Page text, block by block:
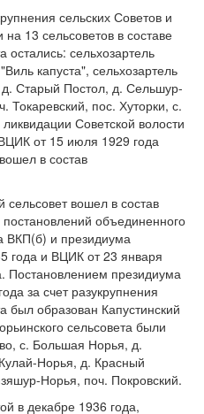
сельских Советов и
13 сельсоветов в составе
остались: сельхозартель
капуста", сельхозартель
Старый Постол, д. Сельшур-
пос. Хуторки, с.
Советской волости
от 15 июля 1929 года
в состав
вошел в состав
постановлений объединенного
ВКП(б) и президиума
года и ВЦИК от 23 января
Постановлением президиума
за счет разукрупнения
был образован Капустинский
сельсовета были
с. Большая Норья, д.
Норья, д. Красный
Норья, поч. Покровский.
в декабре 1936 года,